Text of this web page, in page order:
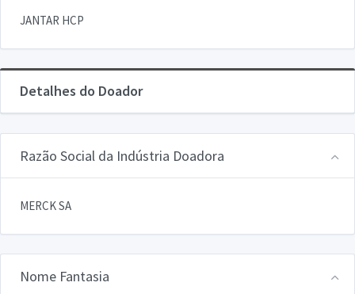
JANTAR HCP
Detalhes do Doador
Razão Social da Indústria Doadora
MERCK SA
Nome Fantasia